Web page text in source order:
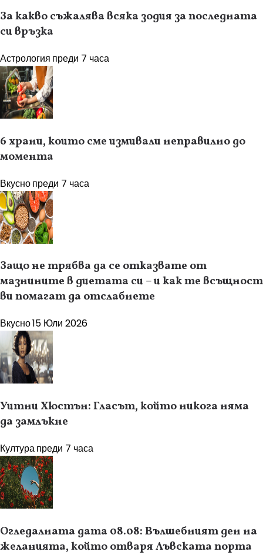
За какво съжалява всяка зодия за последната
си връзка
Астрология преди 7 часа
6 храни, които сме измивали неправилно до
момента
Вкуснопреди 7 часа
Защо не трябва да се отказвате от
мазнините в диетата си – и как те всъщност
ви помагат да отслабнете
Вкусно15 Юли 2026
Уитни Хюстън: Гласът, който никога няма
да замлъкне
Културапреди 7 часа
Огледалната дата 08.08: Вълшебният ден на
желанията, който отваря Лъвската порта